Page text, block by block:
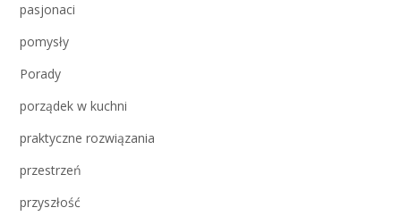
pasjonaci
pomysły
Porady
porządek w kuchni
praktyczne rozwiązania
przestrzeń
przyszłość